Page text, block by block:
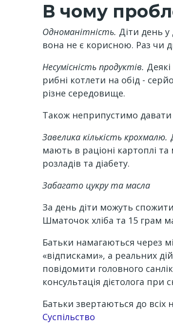
В чому
Одноманітність. Діти день
вона не є корисною. Раз чи
Несумісність продуктів.
рибні котлети на обід -
різне середовище.
Також неприпустимо
Завелика кількість крохмалю.
мають в раціоні картоплі
розладів та діабету.
Забагато цукру та масла
За день діти можуть
Шматочок хліба та 15 грам
Батьки намагаються через
«відписками», а реальних
повідомити головного
консультація дієтолога при
Батьки звертаються до
Суспільство